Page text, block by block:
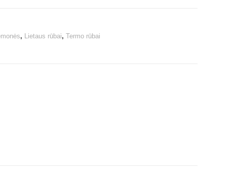
, Lietaus rūbai, Termo rūbai